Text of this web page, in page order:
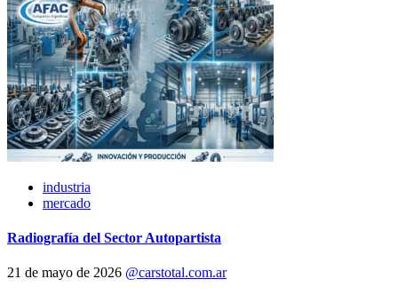
industria
mercado
Radiografía del Sector Autopartista
21 de mayo de 2026 @carstotal.com.ar